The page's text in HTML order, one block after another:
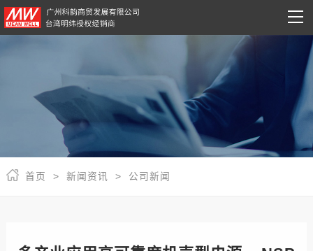
首页 > 新闻资讯 > 公司新闻